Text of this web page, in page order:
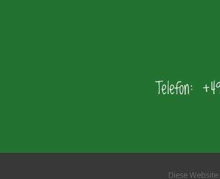
Telefon:
Diese